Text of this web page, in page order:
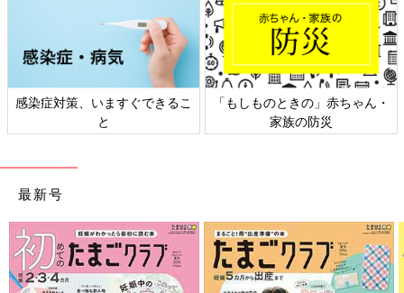
赤ちゃん・
日本外来小児科学会リーフレッ
六星占術 細木かお
最新号